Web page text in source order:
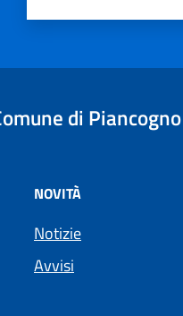
di Piancogno
NOVITÀ
Notizie
Avvisi